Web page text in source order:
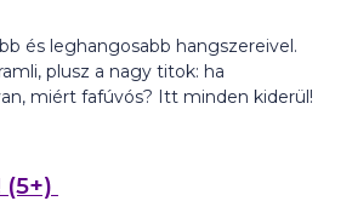
és leghangosabb hangszereivel.
plusz a nagy titok: ha
miért fafúvós? Itt minden kiderül!
(5+)